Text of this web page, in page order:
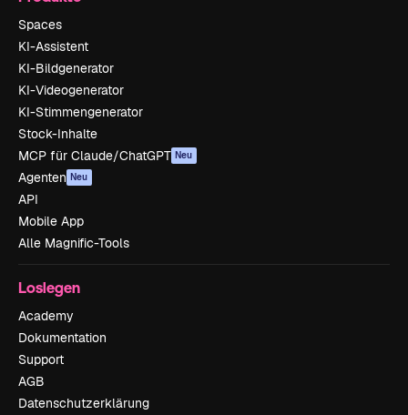
Spaces
KI-Assistent
KI-Bildgenerator
KI-Videogenerator
KI-Stimmengenerator
Stock-Inhalte
MCP für Claude/ChatGPT Neu
Agenten Neu
API
Mobile App
Alle Magnific-Tools
Loslegen
Academy
Dokumentation
Support
AGB
Datenschutzerklärung